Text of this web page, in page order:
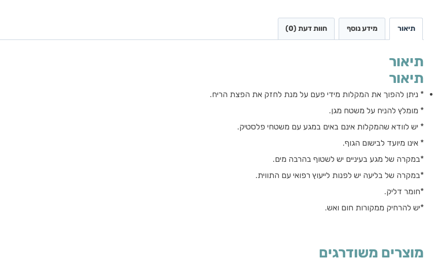
תיאור מידע נוסף חוות דעת (0)
תיאור
תיאור
* ניתן להפוך את המקלות מידי פעם על מנת לחזק את הפצת הריח.
* מומלץ להניח על משטח מגן.
* יש לוודא שהמקלות אינם באים במגע עם משטחי פלסטיק.
* אינו מיועד לבישום הגוף.
*במקרה של מגע בעיניים יש לשטוף בהרבה מים.
*במקרה של בליעה יש לפנות לייעוץ רפואי עם התווית.
*חומר דליק.
*יש להרחיק ממקורות חום ואש.
מוצרים משודרגים